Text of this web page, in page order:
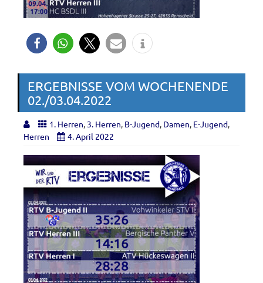
ERGEBNISSE VOM WOCHENENDE
02./03.04.2022
1. Herren, 3. Herren, B-Jugend, Damen, E-Jugend,
Herren
4. April 2022